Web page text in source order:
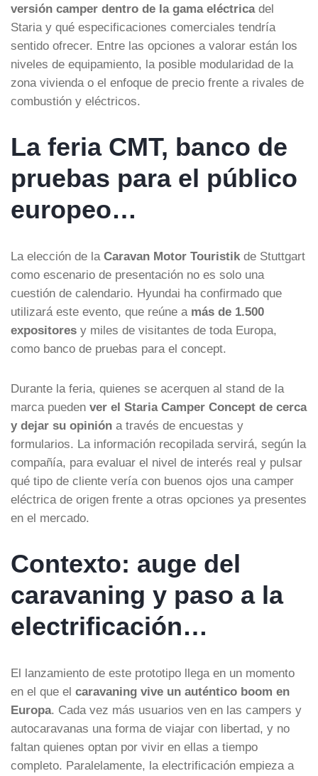
versión camper dentro de la gama eléctricadel
Staria y qué especificaciones comerciales tendría
sentido ofrecer. Entre las opciones a valorar están los
niveles de equipamiento, la posible modularidad de la
zona vivienda o el enfoque de precio frente a rivales de
combustión y eléctricos.
La feria CMT, banco de
pruebas para el público
europeo…
La elección de la Caravan Motor Touristik de Stuttgart
como escenario de presentación no es solo una
cuestión de calendario. Hyundai ha confirmado que
utilizará este evento, que reúne a más de 1.500
expositores y miles de visitantes de toda Europa,
como banco de pruebas para el concept.
Durante la feria, quienes se acerquen al stand de la
marca pueden ver el Staria Camper Concept de cerca
y dejar su opinión a través de encuestas y
formularios. La información recopilada servirá, según la
compañía, para evaluar el nivel de interés real y pulsar
qué tipo de cliente vería con buenos ojos una camper
eléctrica de origen frente a otras opciones ya presentes
en el mercado.
Contexto: auge del
caravaning y paso a la
electrificación…
El lanzamiento de este prototipo llega en un momento
en el que el caravaning vive un auténtico boom en
Europa. Cada vez más usuarios ven en las campers y
autocaravanas una forma de viajar con libertad, y no
faltan quienes optan por vivir en ellas a tiempo
completo. Paralelamente, la electrificación empieza a